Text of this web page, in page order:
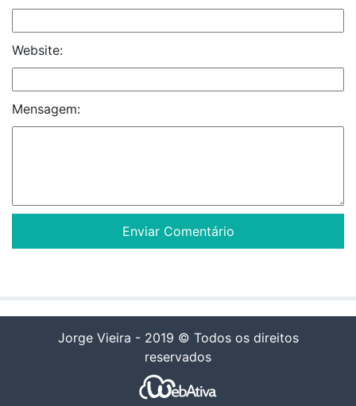
Website:
Mensagem:
Jorge Vieira - 2019 © Todos os direitos
reservados